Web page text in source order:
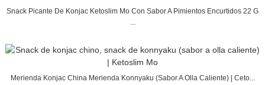
Snack Picante De Konjac Ketoslim Mo Con Sabor A Pimientos Encurtidos 22 G
...
Merienda Konjac China Merienda Konnyaku (sabor A Olla Caliente) | Ceto...